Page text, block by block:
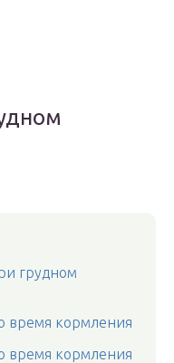
грудном
время кормления
время кормления